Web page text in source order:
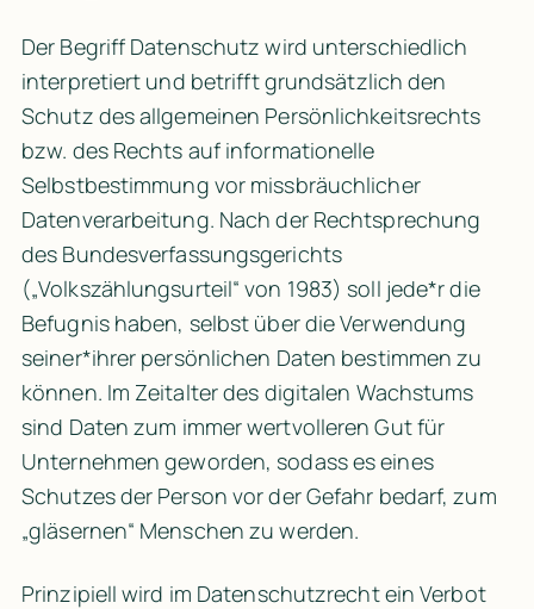
Der Begriff Datenschutz wird unterschiedlich
interpretiert und betrifft grundsätzlich den
Schutz des allgemeinen Persönlichkeitsrechts
bzw. des Rechts auf informationelle
Selbstbestimmung vor missbräuchlicher
Datenverarbeitung. Nach der Rechtsprechung
des Bundesverfassungsgerichts
(„Volkszählungsurteil“ von 1983) soll jede*r die
Befugnis haben, selbst über die Verwendung
seiner*ihrer persönlichen Daten bestimmen zu
können. Im Zeitalter des digitalen Wachstums
sind Daten zum immer wertvolleren Gut für
Unternehmen geworden, sodass es eines
Schutzes der Person vor der Gefahr bedarf, zum
„gläsernen“ Menschen zu werden.
Prinzipiell wird im Datenschutzrecht ein Verbot